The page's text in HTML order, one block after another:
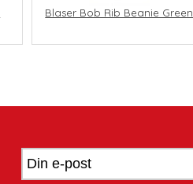
Blaser Bob Rib Beanie Green